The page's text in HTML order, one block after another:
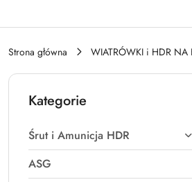
Strona główna WIATRÓWKI i HDR NA
Kategorie
Śrut i Amunicja HDR
ASG